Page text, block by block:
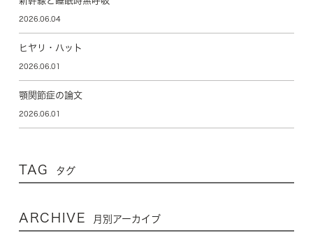
2026.06.04
ヒヤリ・ハット
2026.06.01
顎関節症の論文
2026.06.01
TAG タグ
ARCHIVE 月別アーカイブ